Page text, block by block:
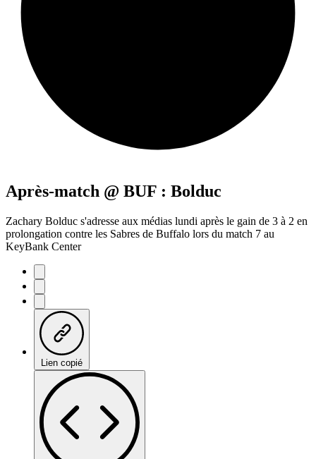
Après-match @ BUF : Bolduc
Zachary Bolduc s'adresse aux médias lundi après le gain de 3 à 2 en
prolongation contre les Sabres de Buffalo lors du match 7 au
KeyBank Center
Lien copié